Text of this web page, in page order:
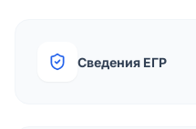
Сведения ЕГР